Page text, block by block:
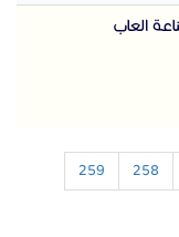
العاب
258
259